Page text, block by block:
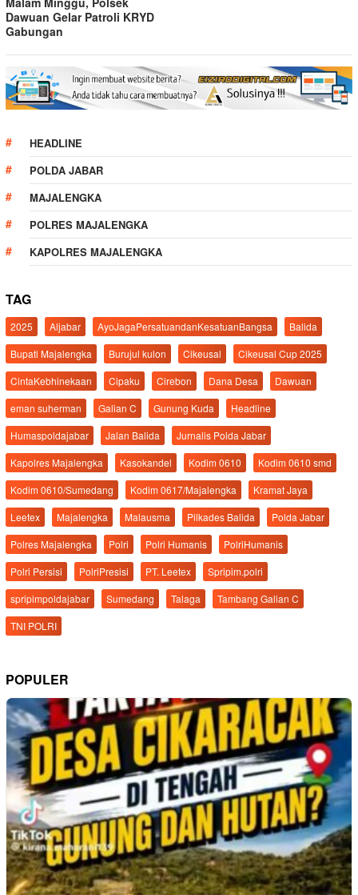
Dawuan Gelar Patroli KRYD
Gabungan
HEADLINE
POLDA JABAR
MAJALENGKA
POLRES MAJALENGKA
KAPOLRES MAJALENGKA
TAG
2025 Aljabar AyoJagaPersatuandanKesatuanBangsa
Balida
Bupati Majalengka
Burujul kulon Cikeusal
Cikeusal Cup 2025
CintaKebhinekaan
Cipaku Cirebon Dana Desa
Dawuan
eman suherman
Galian C Gunung Kuda
Headline
Humaspoldajabar
Jalan Balida
Jurnalis Polda Jabar
Kapolres Majalengka
Kasokandel Kodim 0610
Kodim 0610 smd
Kodim 0610/Sumedang
Kodim 0617/Majalengka
Kramat Jaya
Leetex
Majalengka Malausma Pilkades Balida
Polda Jabar
Polres Majalengka
Polri Polri Humanis
PolriHumanis
Polri Persisi
PolriPresisi PT. Leetex
Spripim.polri
spripimpoldajabar
Sumedang Talaga
Tambang Galian C
TNI POLRI
POPULER